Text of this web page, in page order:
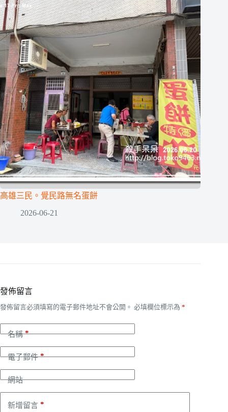
高雄三民。覺民路無名蛋餅
2026-06-21
發佈留言
發佈留言必須填寫的電子郵件地址不會公開。 必填欄位標示為 *
名稱*
電子郵件*
網站
新增留言 *